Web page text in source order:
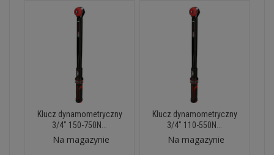
Klucz dynamometryczny
3/4" 150-750N...
Na magazynie
Klucz dynamometryczny
3/4" 110-550N...
Na magazynie